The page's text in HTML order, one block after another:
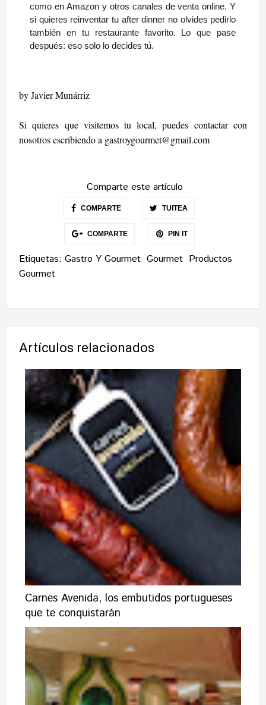
como en Amazon y otros canales de venta online. Y
si quieres reinventar tu after dinner no olvides pedirlo
también en tu restaurante favorito. Lo que pase
después: eso solo lo decides tú.
by Javier Munárriz
Si quieres que visitemos tu local, puedes contactar con
nosotros escribiendo a gastroygourmet@gmail.com
Comparte este artículo
COMPARTE TUITEA
COMPARTE PIN IT
Etiquetas:Gastro Y Gourmet Gourmet Productos
Gourmet
Artículos relacionados
Carnes Avenida, los embutidos portugueses
que te conquistarán